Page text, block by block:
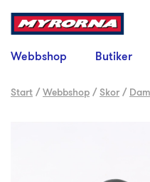
Webbshop Butiker
Start /Webbshop /Skor /